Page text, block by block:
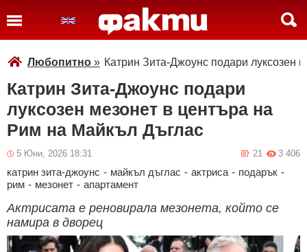
Любопитно » Катрин Зита-Джоунс подари луксозен
Катрин Зита-Джоунс подари
луксозен мезонет в центъра на
Рим на Майкъл Дъглас
5 Юни, 2026 18:31 3 406
21
катрин зита-джоунс - майкъл дъглас - актриса - подарък -
рим - мезонет - апартамент
Актрисата е реновирала мезонета, който се
намира в дворец